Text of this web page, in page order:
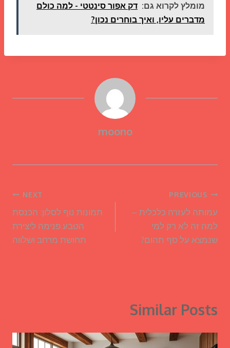
מומלץ לקרוא גם: דק אפור סינטטי - למה כולם
מדברים עליו, ואיך בוחרים נכון?
moono
ניווט
PREVIOUS
עמותה לעזרה כלכלית –
למה זה לא רק למי
שנמצא על סף תהום?
NEXT
תמונות נוף לסלון: הכנסת
הטבע פנימה ליצירת
תחושת מרחב ושלווה
Similar Posts